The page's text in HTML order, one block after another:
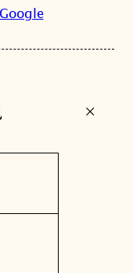
Google
+